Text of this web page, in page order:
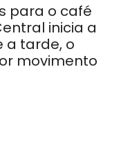
para o café
inicia a
a tarde, o
movimento